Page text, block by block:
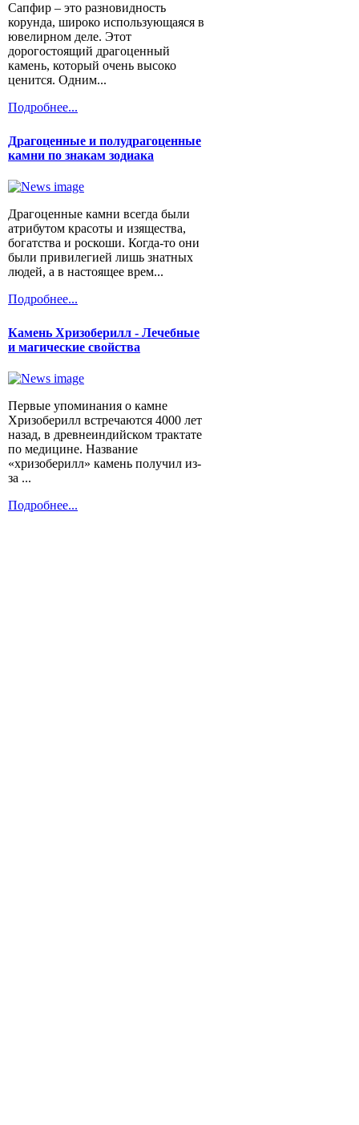
Сапфир – это разновидность
корунда, широко использующаяся в
ювелирном деле. Этот
дорогостоящий драгоценный
камень, который очень высоко
ценится. Одним...
Подробнее...
Драгоценные и полудрагоценные
камни по знакам зодиака
Драгоценные камни всегда были
атрибутом красоты и изящества,
богатства и роскоши. Когда-то они
были привилегией лишь знатных
людей, а в настоящее врем...
Подробнее...
Камень Хризоберилл - Лечебные
и магические свойства
Первые упоминания о камне
Хризоберилл встречаются 4000 лет
назад, в древнеиндийском трактате
по медицине. Название
«хризоберилл» камень получил из-
за ...
Подробнее...